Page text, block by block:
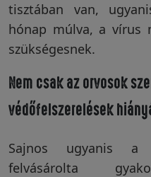
Napelem
nyomkövetés
Kiegészítők
tisztában van,
hónap múlva, a vírus
szükségesnek.
Nem csak az orvosok
védőfelszerelések
Sajnos ugyanis a
felvásárolta